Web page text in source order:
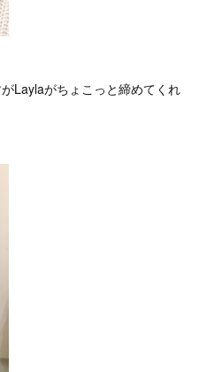
Laylaがちょこっと締めてくれ